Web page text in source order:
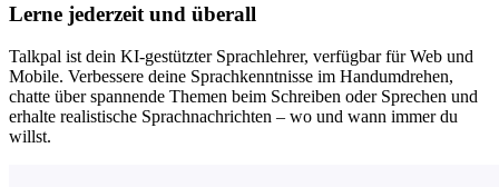
Lerne jederzeit und überall
Talkpal ist dein KI-gestützter Sprachlehrer, verfügbar für Web und
Mobile. Verbessere deine Sprachkenntnisse im Handumdrehen,
chatte über spannende Themen beim Schreiben oder Sprechen und
erhalte realistische Sprachnachrichten – wo und wann immer du
willst.